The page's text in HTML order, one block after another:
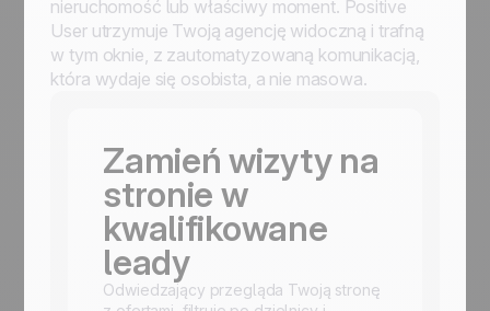
nieruchomość lub właściwy moment. Positive
User utrzymuje Twoją agencję widoczną i trafną
w tym oknie, z zautomatyzowaną komunikacją,
która wydaje się osobista, a nie masowa.
Zamień wizyty na
stronie w
kwalifikowane
leady
Odwiedzający przegląda Twoją stronę